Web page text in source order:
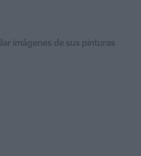
imágenes de sus pinturas